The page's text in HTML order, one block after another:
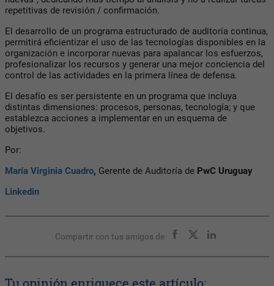
repetitivas de revisión / confirmación.
El desarrollo de un programa estructurado de auditoría continua,
permitirá eficientizar el uso de las tecnologías disponibles en la
organización e incorporar nuevas para apalancar los esfuerzos,
profesionalizar los recursos y generar una mejor conciencia del
control de las actividades en la primera línea de defensa.
El desafío es ser persistente en un programa que incluya
distintas dimensiones: procesos, personas, tecnología; y que
establezca acciones a implementar en un esquema de
objetivos.
Por:
María Virginia Cuadro, Gerente de Auditoría de PwC Uruguay
Linkedin
Compartir con tus amigos de